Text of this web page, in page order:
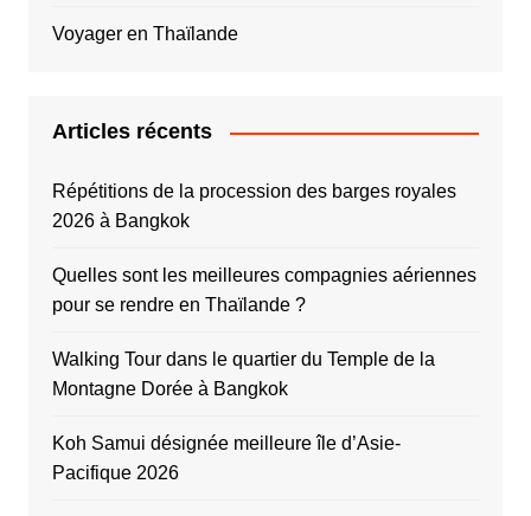
Voyager en Thaïlande
Articles récents
Répétitions de la procession des barges royales
2026 à Bangkok
Quelles sont les meilleures compagnies aériennes
pour se rendre en Thaïlande ?
Walking Tour dans le quartier du Temple de la
Montagne Dorée à Bangkok
Koh Samui désignée meilleure île d’Asie-
Pacifique 2026